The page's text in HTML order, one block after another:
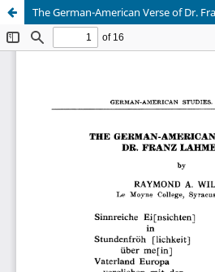
The German-American Verse of Dr.